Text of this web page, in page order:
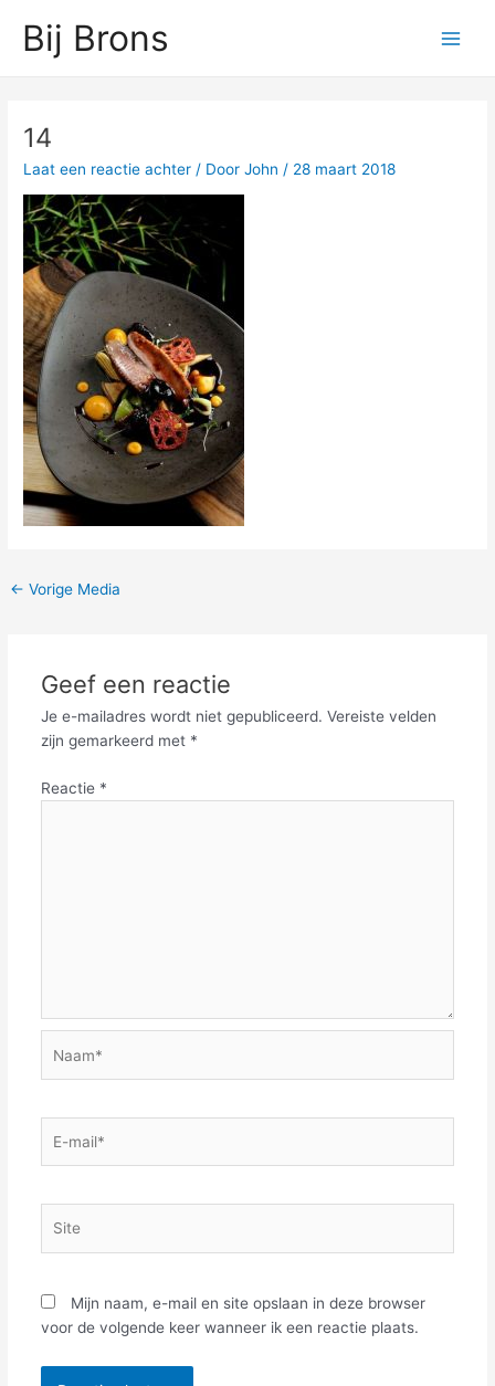
naarBij Brons
14
Laat een reactie achter / DoorJohn / 28 maart 2018
← Vorige Media
Geef een reactie
Je e-mailadres wordt niet gepubliceerd. Vereiste velden
zijn gemarkeerd met *
Reactie *
mail*
Mijn naam, e-mail en site opslaan in deze browser
voor de volgende keer wanneer ik een reactie plaats.